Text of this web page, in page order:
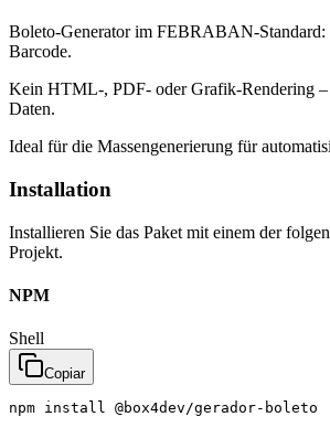
Boleto-Generator im FEBRABAN-Standard:
Barcode.
Kein HTML-, PDF- oder Grafik-Rendering
Daten.
Ideal für die Massengenerierung für
Installation
Installieren Sie das Paket mit einem der
Projekt.
NPM
Shell
Copiar
npm install @box4dev/gerador-boleto